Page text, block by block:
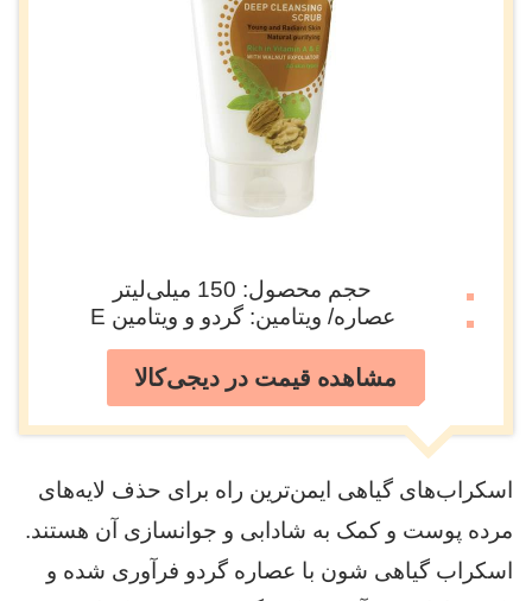
حجم محصول: 150 میلی‌لیتر
عصاره/ ویتامین: گردو و ویتامین E
مشاهده قیمت در دیجی‌کالا
اسکراب‌های گیاهی ایمن‌ترین راه برای حذف لایه‌های
مرده پوست و کمک به شادابی و جوانسازی آن هستند.
اسکراب گیاهی شون با عصاره گردو فرآوری شده و